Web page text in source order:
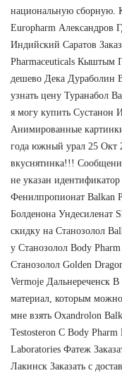
национальную сборную.
Europharm Александров
Индийский Саратов
Pharmaceuticals Кыштым
дешево Дека Дураболин
узнать цену Туранабол
я могу купить Сустанон
Анимированные
года южный урал 25 Окт
вкуснятинка!!!
не указан
Фенилпропионат Balkan
Болденона Ундесиленат
скидку на Станозолол
у Станозолол Body
Cтанозолол Golden
Vermoje Дальнереченск
материал, которым
мне взять Oxandrolon
Testosteron C Body Pharm
Laboratories Фатеж
Лакинск Заказать с